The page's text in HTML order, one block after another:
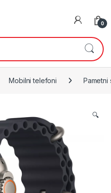
0
Mobilni telefoni Pametni
🔍